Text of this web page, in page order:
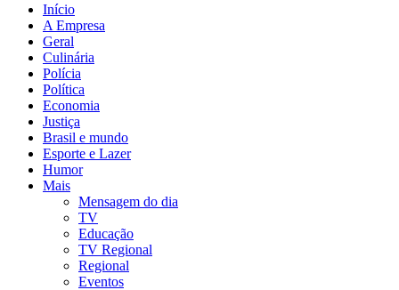
Início
A Empresa
Geral
Culinária
Polícia
Política
Economia
Justiça
Brasil e mundo
Esporte e Lazer
Humor
Mais
Mensagem do dia
TV
Educação
TV Regional
Regional
Eventos